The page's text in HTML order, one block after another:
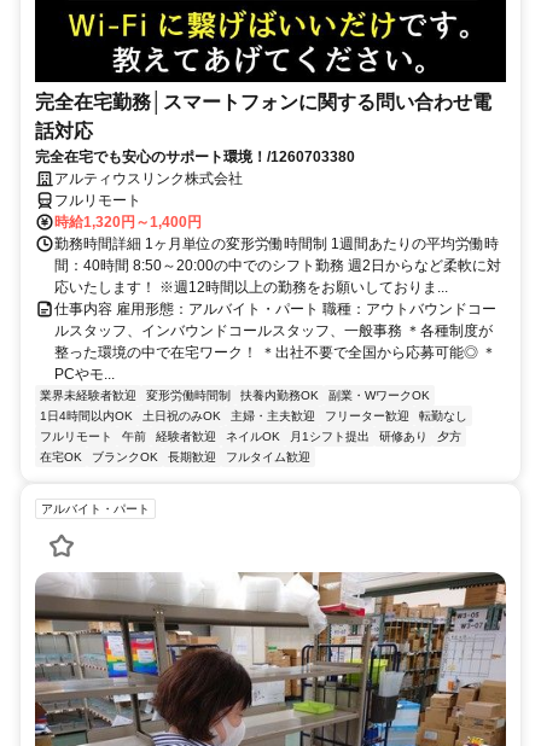
完全在宅勤務│スマートフォンに関する問い合わせ電
話対応
完全在宅でも安心のサポート環境！/1260703380
アルティウスリンク株式会社
フルリモート
時給1,320円～1,400円
勤務時間詳細 1ヶ月単位の変形労働時間制 1週間あたりの平均労働時
間：40時間 8:50～20:00の中でのシフト勤務 週2日からなど柔軟に対
応いたします！ ※週12時間以上の勤務をお願いしておりま...
仕事内容 雇用形態：アルバイト・パート 職種：アウトバウンドコー
ルスタッフ、インバウンドコールスタッフ、一般事務 ＊各種制度が
整った環境の中で在宅ワーク！ ＊出社不要で全国から応募可能◎ ＊
PCやモ...
業界未経験者歓迎 変形労働時間制 扶養内勤務OK
副業・WワークOK
1日4時間以内OK
土日祝のみOK 主婦・主夫歓迎 フリーター歓迎
転勤なし
フルリモート
午前 経験者歓迎 ネイルOK 月1シフト提出 研修あり
夕方
在宅OK
ブランクOK 長期歓迎 フルタイム歓迎
アルバイト・パート